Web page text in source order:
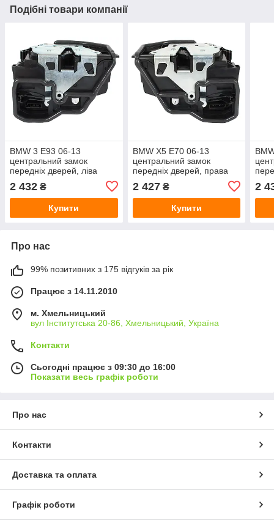
Подібні товари компанії
BMW 3 E93 06-13
центральний замок
передніх дверей, ліва
2 432 ₴
Купити
BMW X5 E70 06-13
центральний замок
передніх дверей, права
2 427₴
Купити
2
Про нас
99% позитивних з 175 відгуків за рік
Працює з 14.11.2010
м. Хмельницький
вул Інститутська 20-86, Хмельницький, Україна
Контакти
Сьогодні працює з 09:30 до 16:00
Показати весь графік роботи
Про нас
Контакти
Доставка та оплата
Графік роботи